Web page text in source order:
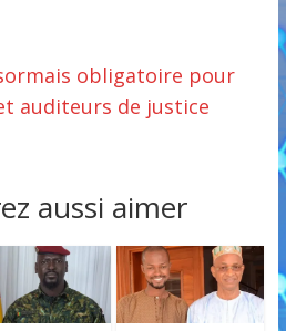
obligatoire pour
auditeurs de justice
aussi aimer